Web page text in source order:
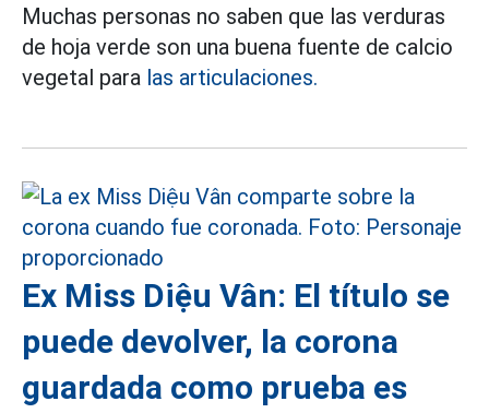
Muchas personas no saben que las verduras
de hoja verde son una buena fuente de calcio
vegetal para las articulaciones.
Ex Miss Diệu Vân: El título se
puede devolver, la corona
guardada como prueba es